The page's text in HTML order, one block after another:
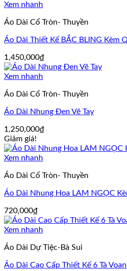
Xem nhanh
Áo Dài Cổ Tròn- Thuyền
Áo Dài Thiết Kế BẮC BLING Kèm
1,450,000₫
Xem nhanh
Áo Dài Cổ Tròn- Thuyền
Áo Dài Nhung Đen Vẽ Tay
1,250,000₫
Giảm giá!
Xem nhanh
Áo Dài Cổ Tròn- Thuyền
Áo Dài Nhung Hoa LAM NGỌC
720,000₫
Xem nhanh
Áo Dài Dự Tiệc-Bà Sui
Áo Dài Cao Cấp Thiết Kế 6 Tà